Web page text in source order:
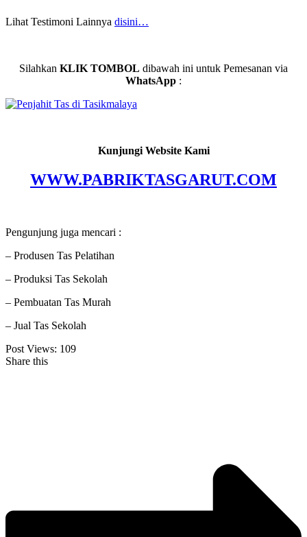
Lihat Testimoni Lainnya disini…
Silahkan KLIK TOMBOL dibawah ini untuk Pemesanan via
WhatsApp :
Kunjungi Website Kami
WWW.PABRIKTASGARUT.COM
Pengunjung juga mencari :
– Produsen Tas Pelatihan
– Produksi Tas Sekolah
– Pembuatan Tas Murah
– Jual Tas Sekolah
Post Views: 109
Share this